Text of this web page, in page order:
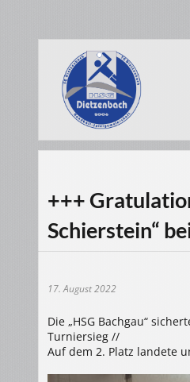
+++
Schierstein“
17. August 2022
Die „HSG Bachgau“
Turniersieg //
Auf dem 2. Platz landete